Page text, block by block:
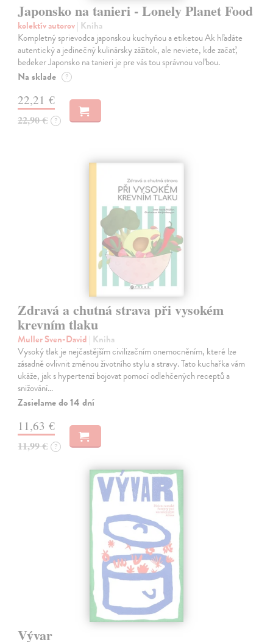
Japonsko na tanieri - Lonely Planet Food
kolektív autorov| Kniha
Kompletný sprievodca japonskou kuchyňou a etiketou Ak hľadáte
autentický a jedinečný kulinársky zážitok, ale neviete, kde začať,
bedeker Japonsko na tanieri je pre vás tou správnou voľbou.
Na sklade ?
22,21 €
22,90 € ?
Zdravá a chutná strava při vysokém
krevním tlaku
Muller Sven-David | Kniha
Vysoký tlak je nejčastějším civilizačním onemocněním, které lze
zásadně ovlivnit změnou životního stylu a stravy. Tato kuchařka vám
ukáže, jak s hypertenzí bojovat pomocí odlehčených receptů a
snižování…
Zasielame do 14 dní
11,63 €
11,99 € ?
Vývar